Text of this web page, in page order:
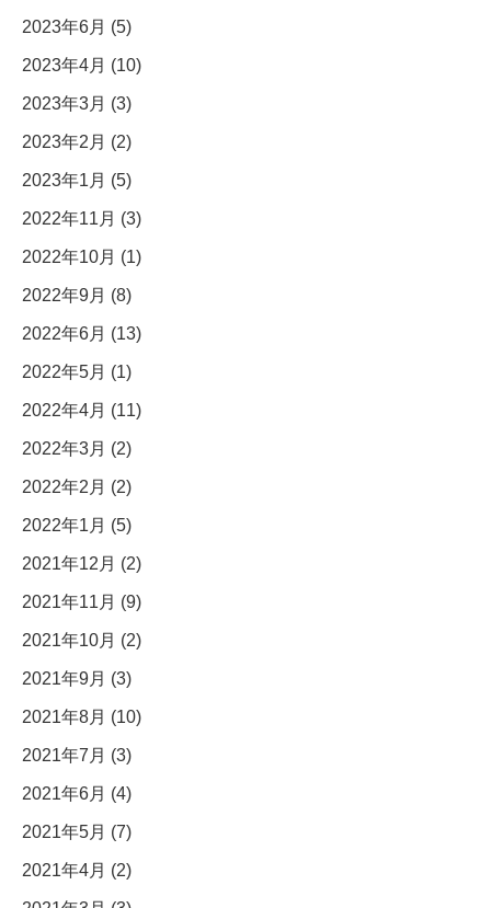
2023年6月 (5)
2023年4月 (10)
2023年3月 (3)
2023年2月 (2)
2023年1月 (5)
2022年11月 (3)
2022年10月 (1)
2022年9月 (8)
2022年6月 (13)
2022年5月 (1)
2022年4月 (11)
2022年3月 (2)
2022年2月 (2)
2022年1月 (5)
2021年12月 (2)
2021年11月 (9)
2021年10月 (2)
2021年9月 (3)
2021年8月 (10)
2021年7月 (3)
2021年6月 (4)
2021年5月 (7)
2021年4月 (2)